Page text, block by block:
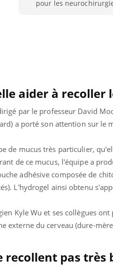
pour les
aider à recoller
par le professeur David
a porté son attention sur le
de mucus très particulier,
de ce mucus, l'équipe a
adhésive composée de
L'hydrogel ainsi obtenu
Kyle Wu et ses collègues
externe du cerveau (dure-
pas très